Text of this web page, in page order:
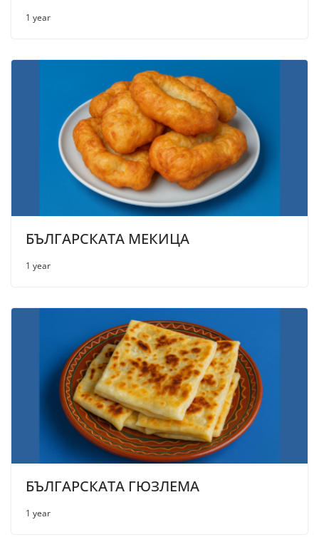
1 year
БЪЛГАРСКАТА МЕКИЦА
1 year
БЪЛГАРСКАТА ГЮЗЛЕМА
1 year